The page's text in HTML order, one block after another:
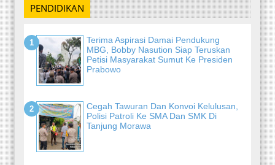
PENDIDIKAN
Terima Aspirasi Damai Pendukung
MBG, Bobby Nasution Siap Teruskan
Petisi Masyarakat Sumut Ke Presiden
Prabowo
Cegah Tawuran Dan Konvoi Kelulusan,
Polisi Patroli Ke SMA Dan SMK Di
Tanjung Morawa